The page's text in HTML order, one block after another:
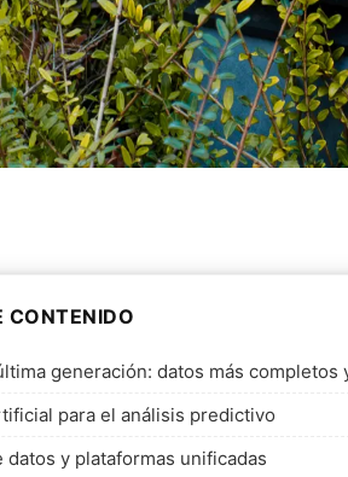
CONTENIDO
generación: datos más
para el análisis predictivo
datos y plataformas unificadas